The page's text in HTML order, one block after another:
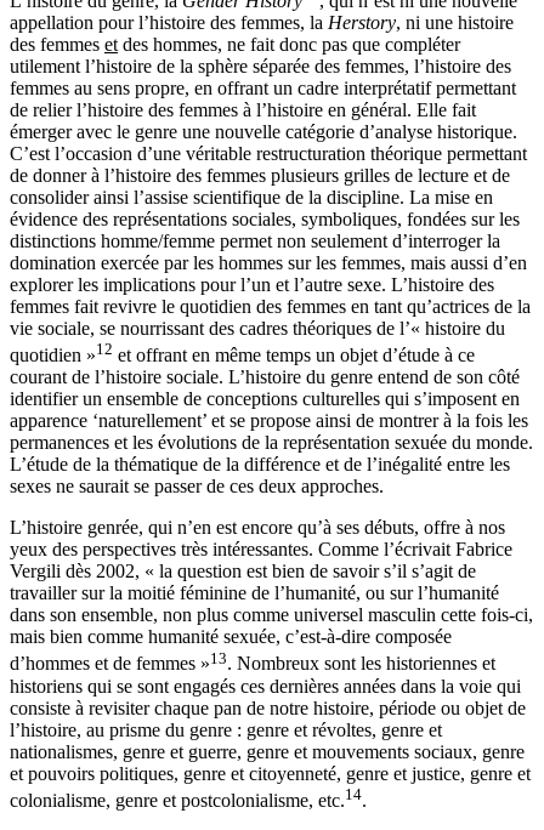
appellation pour l’histoire des femmes, la Herstory, ni une histoire
des femmes et des hommes, ne fait donc pas que compléter
utilement l’histoire de la sphère séparée des femmes, l’histoire des
femmes au sens propre, en offrant un cadre interprétatif permettant
de relier l’histoire des femmes à l’histoire en général. Elle fait
émerger avec le genre une nouvelle catégorie d’analyse historique.
C’est l’occasion d’une véritable restructuration théorique permettant
de donner à l’histoire des femmes plusieurs grilles de lecture et de
consolider ainsi l’assise scientifique de la discipline. La mise en
évidence des représentations sociales, symboliques, fondées sur les
distinctions homme/femme permet non seulement d’interroger la
domination exercée par les hommes sur les femmes, mais aussi d’en
explorer les implications pour l’un et l’autre sexe. L’histoire des
femmes fait revivre le quotidien des femmes en tant qu’actrices de la
vie sociale, se nourrissant des cadres théoriques de l’« histoire du
quotidien »12 et offrant en même temps un objet d’étude à ce
courant de l’histoire sociale. L’histoire du genre entend de son côté
identifier un ensemble de conceptions culturelles qui s’imposent en
apparence ‘naturellement’ et se propose ainsi de montrer à la fois les
permanences et les évolutions de la représentation sexuée du monde.
L’étude de la thématique de la différence et de l’inégalité entre les
sexes ne saurait se passer de ces deux approches.
L’histoire genrée, qui n’en est encore qu’à ses débuts, offre à nos
yeux des perspectives très intéressantes. Comme l’écrivait Fabrice
Vergili dès 2002, « la question est bien de savoir s’il s’agit de
travailler sur la moitié féminine de l’humanité, ou sur l’humanité
dans son ensemble, non plus comme universel masculin cette fois-ci,
mais bien comme humanité sexuée, c’est-à-dire composée
d’hommes et de femmes »13. Nombreux sont les historiennes et
historiens qui se sont engagés ces dernières années dans la voie qui
consiste à revisiter chaque pan de notre histoire, période ou objet de
l’histoire, au prisme du genre : genre et révoltes, genre et
nationalismes, genre et guerre, genre et mouvements sociaux, genre
et pouvoirs politiques, genre et citoyenneté, genre et justice, genre et
colonialisme, genre et postcolonialisme, etc.14.